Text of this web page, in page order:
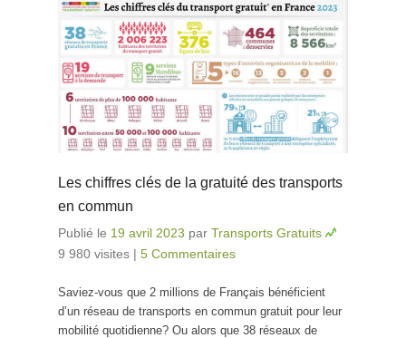
Les chiffres clés de la gratuité des transports
en commun
Publié le 19 avril 2023 par Transports Gratuits
9 980 visites | 5 Commentaires
Saviez-vous que 2 millions de Français bénéficient
d’un réseau de transports en commun gratuit pour leur
mobilité quotidienne? Ou alors que 38 réseaux de